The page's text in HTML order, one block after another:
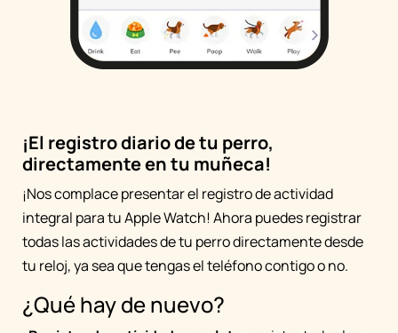
¡El registro diario de tu perro,
directamente en tu muñeca!
¡Nos complace presentar el registro de actividad
integral para tu Apple Watch! Ahora puedes registrar
todas las actividades de tu perro directamente desde
tu reloj, ya sea que tengas el teléfono contigo o no.
¿Qué hay de nuevo?